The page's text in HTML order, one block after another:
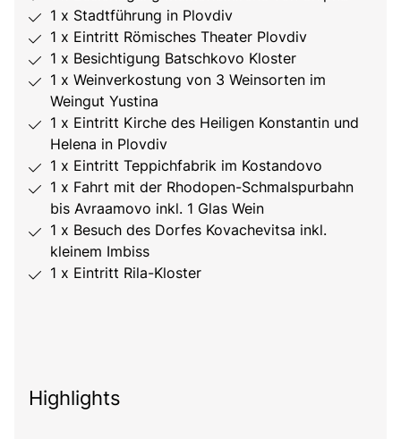
1 x Stadtführung in Plovdiv
1 x Eintritt Römisches Theater Plovdiv
1 x Besichtigung Batschkovo Kloster
1 x Weinverkostung von 3 Weinsorten im
Weingut Yustina
1 x Eintritt Kirche des Heiligen Konstantin und
Helena in Plovdiv
1 x Eintritt Teppichfabrik im Kostandovo
1 x Fahrt mit der Rhodopen-Schmalspurbahn
bis Avraamovo inkl. 1 Glas Wein
1 x Besuch des Dorfes Kovachevitsa inkl.
kleinem Imbiss
1 x Eintritt Rila-Kloster
Highlights